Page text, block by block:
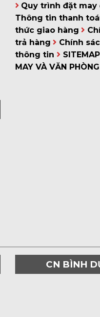
Quy trình đặt may
Thông tin thanh
thức giao hàng
trả hàng
Chính
thông tin
SITEMAP
MAY VÀ VĂN PHÒNG
CN BÌNH